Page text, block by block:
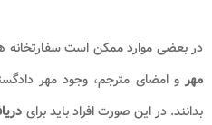
در بعضی موارد ممکن است سفارتخانه
مهرو امضای مترجم، وجود مهر
بدانند. در این صورت افراد باید برای